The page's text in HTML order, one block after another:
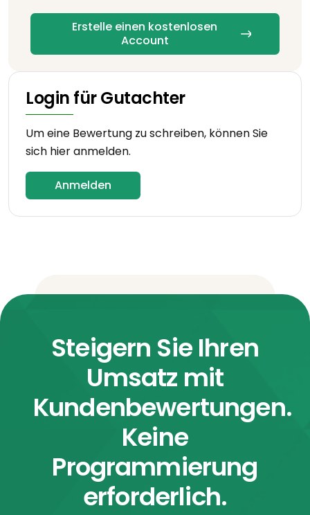
Erstelle einen kostenlosen
Account
Login für Gutachter
Um eine Bewertung zu schreiben, können Sie
sich hier anmelden.
Anmelden
Steigern Sie Ihren
Umsatz mit
Kundenbewertungen.
Keine
Programmierung
erforderlich.